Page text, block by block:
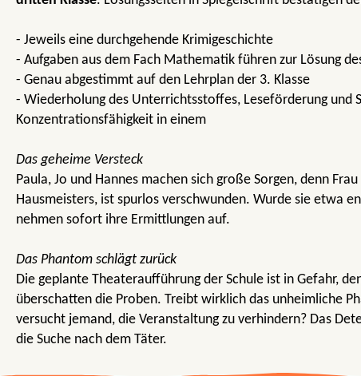
- Jeweils eine durchgehende Krimigeschichte
- Aufgaben aus dem Fach Mathematik führen zur Lösung
- Genau abgestimmt auf den Lehrplan der 3. Klasse
- Wiederholung des Unterrichtsstoffes, Leseförderung und
Konzentrationsfähigkeit in einem
Das geheime Versteck
Paula, Jo und Hannes machen sich große Sorgen, denn
Hausmeisters, ist spurlos verschwunden. Wurde sie etwa
nehmen sofort ihre Ermittlungen auf.
Das Phantom schlägt zurück
Die geplante Theateraufführung der Schule ist in Gefahr,
überschatten die Proben. Treibt wirklich das unheimliche
versucht jemand, die Veranstaltung zu verhindern? Das
die Suche nach dem Täter.